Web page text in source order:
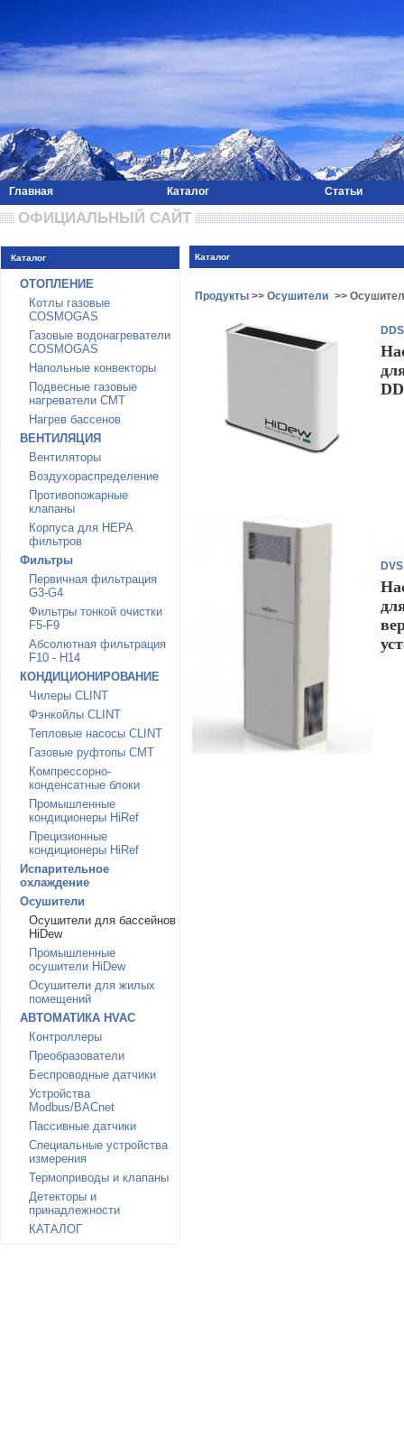
Главная Каталог Статьи
ОФИЦИАЛЬНЫЙ САЙТ
Каталог
ОТОПЛЕНИЕ
Котлы газовые
COSMOGAS
Газовые водонагреватели
COSMOGAS
Напольные конвекторы
Подвесные газовые
нагреватели CMT
Нагрев бассенов
ВЕНТИЛЯЦИЯ
Вентиляторы
Воздухораспределение
Противопожарные
клапаны
Корпуса для HEPA
фильтров
Фильтры
Первичная фильтрация
G3-G4
Фильтры тонкой очистки
F5-F9
Абсолютная фильтрация
F10 - H14
КОНДИЦИОНИРОВАНИЕ
Чилеры CLINT
Фэнкойлы CLINT
Тепловые насосы CLINT
Газовые руфтопы CMT
Компрессорно-
конденсатные блоки
Промышленные
кондиционеры HiRef
Прецизионные
кондиционеры HiRef
Испарительное
охлаждение
Осушители
Осушители для бассейнов
HiDew
Промышленные
осушители HiDew
Осушители для жилых
помещений
АВТОМАТИКА HVAC
Контроллеры
Преобразователи
Беспроводные датчики
Устройства
Modbus/BACnet
Пассивные датчики
Специальные устройства
измерения
Термоприводы и клапаны
Детекторы и
принадлежности
КАТАЛОГ
Каталог
Продукты >> Осушители >>